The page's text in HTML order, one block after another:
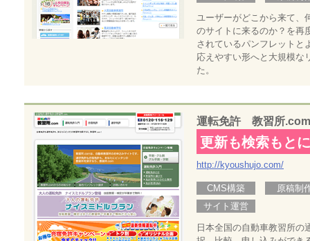
ユーザーがどこから来て、
のサイトに来るのか？を再
されているパンフレットと
応えやすい形へと大規模な
た。
運転免許 教習所.com
更新も検索もと
http://kyoushujo.com/
CMS構築
原稿制
サイト運営
日本全国の自動車教習所の